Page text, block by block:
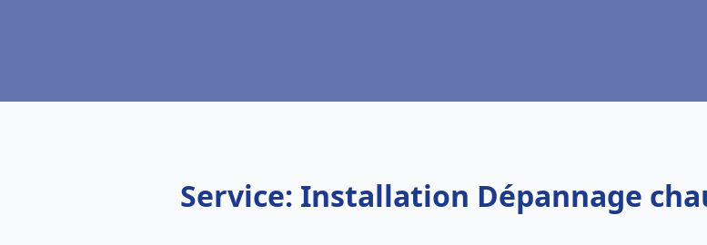
Service: Installation Dépannage